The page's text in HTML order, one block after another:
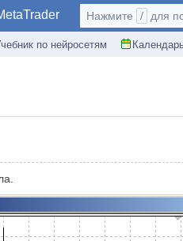
по нейросетям Календарь
Нажмите / для